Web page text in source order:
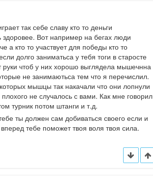
так себе славу кто то деньги
Вот например на бегах люди
а кто то участвует для победы кто то
долго заниматьса у тебя тоги в старосте
чтоб у них хорошо выглядела мышечнна
не занимаютьса тем что я перечислил.
мышцы так накачали что они лопнули
не случалось с вами. Как мне говорил
турник потом штанги и т.д.
ты должен сам добиваться своего если и
тебе поможет твоя воля твоя сила.